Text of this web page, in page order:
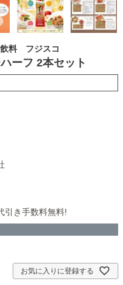
料 フジスコ
ーフ 2本セット
引き手数料無料!
お気に入りに登録する